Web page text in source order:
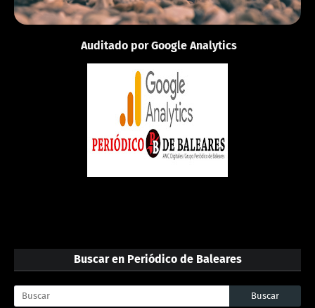
Auditado por Google Analytics
Buscar en Periódico de Baleares